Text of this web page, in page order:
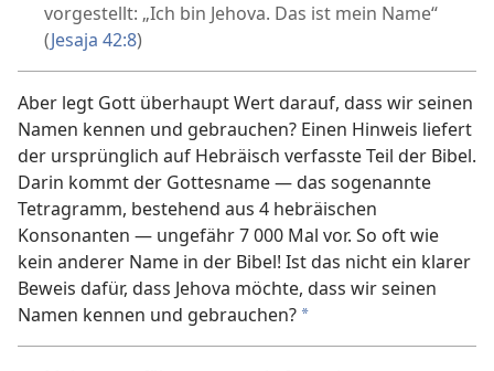
vorgestellt: „Ich bin Jehova. Das ist mein Name“
(Jesaja 42:8)
Aber legt Gott überhaupt Wert darauf, dass wir seinen
Namen kennen und gebrauchen? Einen Hinweis liefert
der ursprünglich auf Hebräisch verfasste Teil der Bibel.
Darin kommt der Gottesname — das sogenannte
Tetragramm, bestehend aus 4 hebräischen
Konsonanten — ungefähr 7 000 Mal vor. So oft wie
kein anderer Name in der Bibel! Ist das nicht ein klarer
Beweis dafür, dass Jehova möchte, dass wir seinen
Namen kennen und gebrauchen? *